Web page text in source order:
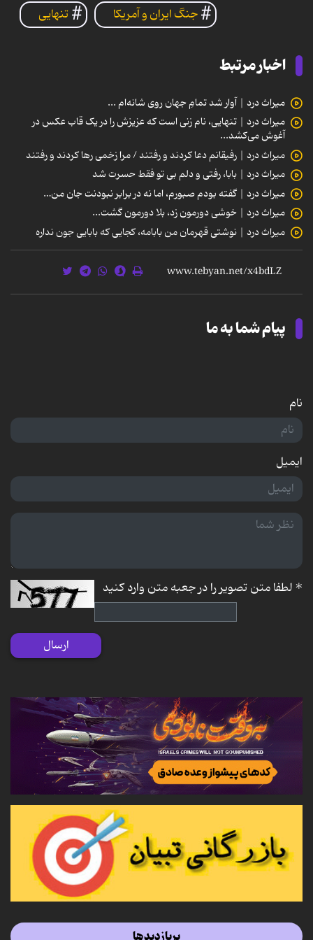
جنگ ایران و آمریکا
تنهایی
اخبار مرتبط
میراث درد | آوار شد تمامِ جهان روی شانه‌ام ...
میراث درد | تنهایی، نام زنی است که عزیزش را در یک قاب عکس در
آغوش می‌کشد...
میراث درد | رفیقانم دعا کردند و رفتند / مرا زخمی رها کردند و رفتند
میراث درد | بابا، رفتی و دلم بی تو فقط حسرت شد
میراث درد | گفته بودم صبورم، اما نه در برابر نبودنت جان من…
میراث درد | خوشی دورمون زد، بلا دورمون گشت...
میراث درد | نوشتی قهرمان من بابامه، کجایی که بابایی جون نداره
پیام شما به ما
نام
ایمیل
*لطفا متن تصویر را در جعبه متن وارد کنید
ارسال